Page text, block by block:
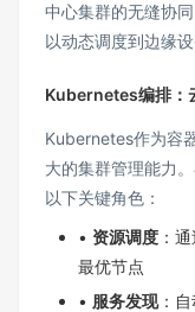
中心集群的无缝协
以动态调度到边缘
Kubernetes编排：
Kubernetes作为容
大的集群管理能力
以下关键角色：
• 资源调度 ：
最优节点
• 服务发现：